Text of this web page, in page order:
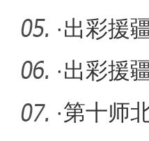
·出彩援
·出彩援
·第十师